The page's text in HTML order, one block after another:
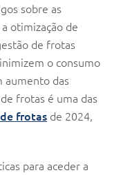
sobre as
otimização de
de frotas
o consumo
aumento das
frotas é uma das
frotas de 2024,
para aceder a